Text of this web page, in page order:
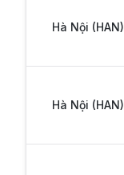
Hà Nội (HAN)
Hà Nội (HAN)